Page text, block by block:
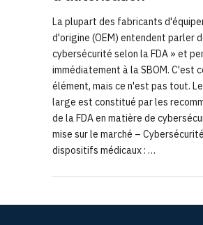
La plupart des fabricants
d'origine (OEM) entendent parler
cybersécurité selon la FDA » et
immédiatement à la SBOM. C'est
élément, mais ce n'est pas tout.
large est constitué par les
de la FDA en matière de
mise sur le marché –
dispositifs médicaux : …